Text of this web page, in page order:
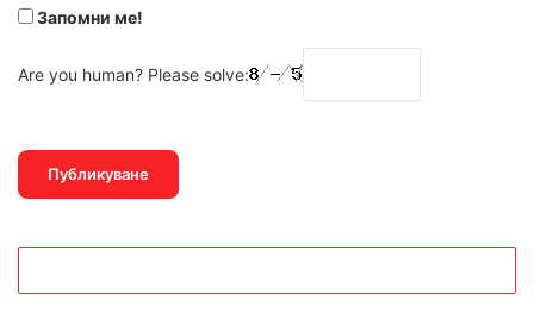
Запомни ме!
Are you human? Please solve: